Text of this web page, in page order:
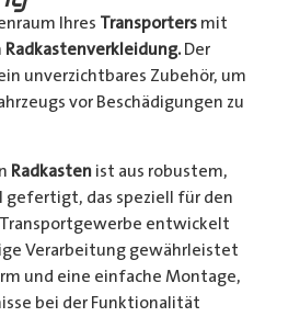
Ihres Transportersmit
Radkastenverkleidung.Der
unverzichtbares Zubehör, um
vor Beschädigungen zu
Radkastenist aus robustem,
gefertigt, das speziell für den
entwickelt
Verarbeitung gewährleistet
und eine einfache Montage,
bei der Funktionalität